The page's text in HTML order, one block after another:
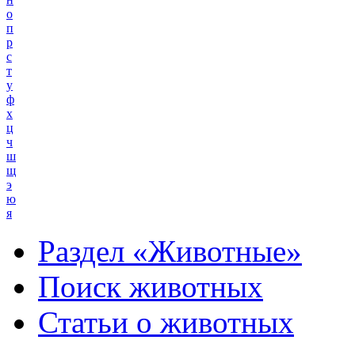
о
п
р
с
т
у
ф
х
ц
ч
ш
щ
э
ю
я
Раздел «Животные»
Поиск животных
Статьи о животных